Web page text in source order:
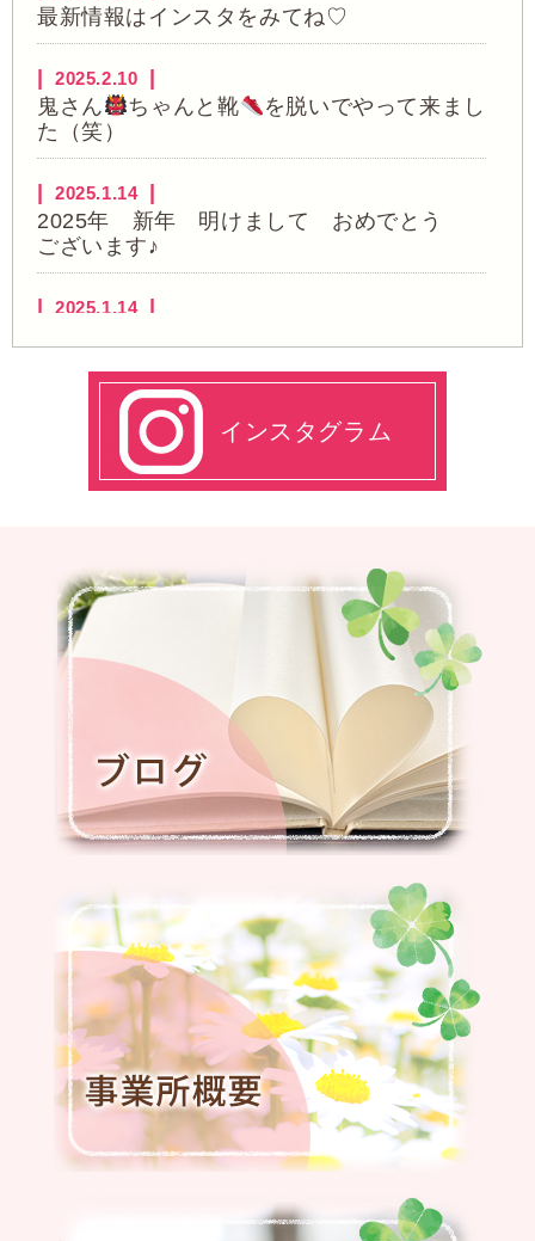
最新情報はインスタをみてね♡
2025.2.10
鬼さん ちゃんと靴
を脱いでやって来まし
た（笑）
2025.1.14
2025年 新年 明けまして おめでとう
ございます♪
2025.1.14
2025.1.10
ボーリング大会
2024.12.09
2024.12.09
避難訓練
2024.12.06
研修
2024.12.06
カラフル5周年目に突入～ヽ(^o^)丿
2024.12.05
2024.12.04
ハロウィン＆お芋パーティー
2024.12.04
「夏祭り」か～ら～の～「秋祭り♬」
2024.6.24
社内研修
就労支援Ｂ型いっぽの新鮮野菜が盛りだくさ
インスタグラム